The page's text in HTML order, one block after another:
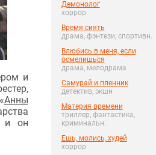
Демонолог
хоррор
Время сиять
драма, фэнтези, спортивн.
Влюбись в меня, если
осмелишься
драма, мелодрама
Самурай и пленник
детектив, экшн
Материя времени
триллер, фантастика,
криминальн.
Ешь, молись, худей
хоррор
и
Анны
и он